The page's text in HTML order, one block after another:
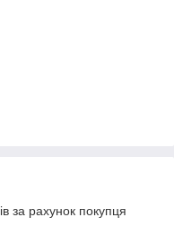
за рахунок покупця